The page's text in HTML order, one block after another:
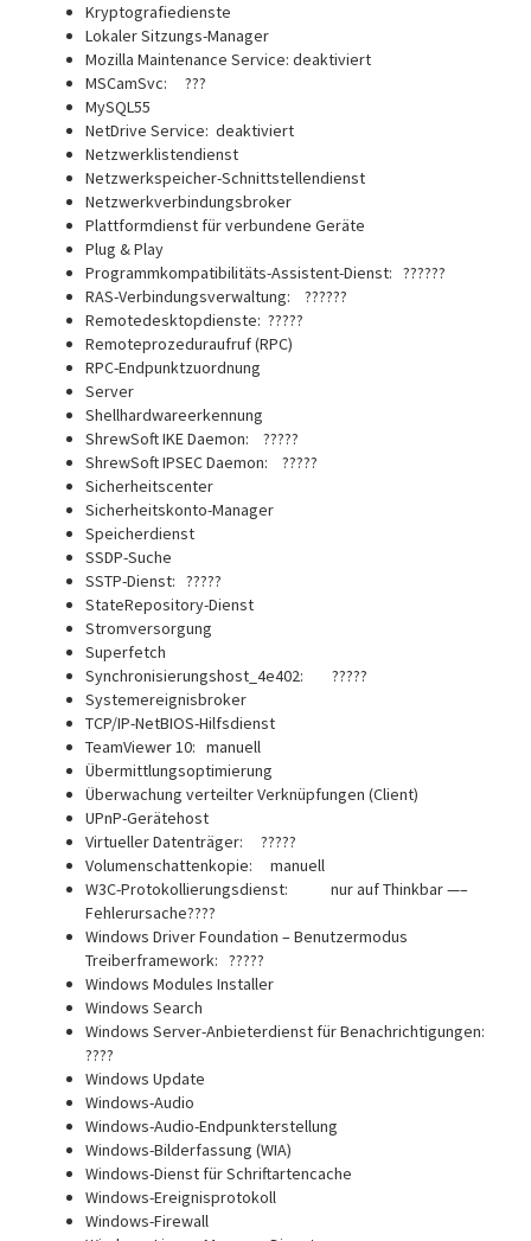
Kryptografiedienste
Lokaler Sitzungs-Manager
Mozilla Maintenance Service: deaktiviert
MSCamSvc: ???
MySQL55
NetDrive Service: deaktiviert
Netzwerklistendienst
Netzwerkspeicher-Schnittstellendienst
Netzwerkverbindungsbroker
Plattformdienst für verbundene Geräte
Plug & Play
Programmkompatibilitäts-Assistent-Dienst: ??????
RAS-Verbindungsverwaltung: ??????
Remotedesktopdienste: ?????
Remoteprozeduraufruf (RPC)
RPC-Endpunktzuordnung
Server
Shellhardwareerkennung
ShrewSoft IKE Daemon: ?????
ShrewSoft IPSEC Daemon: ?????
Sicherheitscenter
Sicherheitskonto-Manager
Speicherdienst
SSDP-Suche
SSTP-Dienst: ?????
StateRepository-Dienst
Stromversorgung
Superfetch
Synchronisierungshost_4e402: ?????
Systemereignisbroker
TCP/IP-NetBIOS-Hilfsdienst
TeamViewer 10: manuell
Übermittlungsoptimierung
Überwachung verteilter Verknüpfungen (Client)
UPnP-Gerätehost
Virtueller Datenträger: ?????
Volumenschattenkopie: manuell
W3C-Protokollierungsdienst: nur auf Thinkbar —–
Fehlerursache????
Windows Driver Foundation – Benutzermodus
Treiberframework: ?????
Windows Modules Installer
Windows Search
Windows Server-Anbieterdienst für Benachrichtigungen:
????
Windows Update
Windows-Audio
Windows-Audio-Endpunkterstellung
Windows-Bilderfassung (WIA)
Windows-Dienst für Schriftartencache
Windows-Ereignisprotokoll
Windows-Firewall